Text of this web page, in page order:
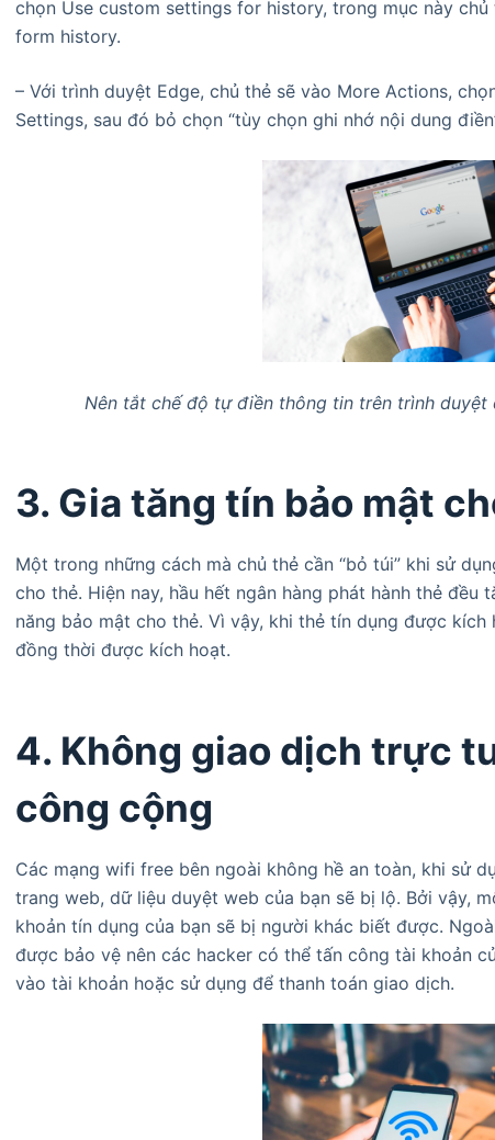
chọn Use custom settings for history, trong mục này chủ
form history.
– Với trình duyệt Edge, chủ thẻ sẽ vào More Actions,
Settings, sau đó bỏ chọn “tùy chọn ghi nhớ nội dung
Nên tắt chế độ tự điền thông tin trên trình
3. Gia tăng tín bảo mật
Một trong những cách mà chủ thẻ cần “bỏ túi” khi sử
cho thẻ. Hiện nay, hầu hết ngân hàng phát hành thẻ
năng bảo mật cho thẻ. Vì vậy, khi thẻ tín dụng được
đồng thời được kích hoạt.
4. Không giao dịch trực
công cộng
Các mạng wifi free bên ngoài không hề an toàn, khi sử
trang web, dữ liệu duyệt web của bạn sẽ bị lộ. Bởi vậy,
khoản tín dụng của bạn sẽ bị người khác biết được.
được bảo vệ nên các hacker có thể tấn công tài khoản
vào tài khoản hoặc sử dụng để thanh toán giao dịch.